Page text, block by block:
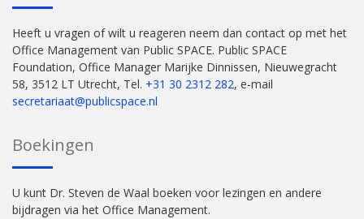
Heeft u vragen of wilt u reageren neem dan contact op met het
Office Management van Public SPACE. Public SPACE
Foundation, Office Manager Marijke Dinnissen, Nieuwegracht
58, 3512 LT Utrecht, Tel. +31 30 2312 282, e-mail
secretariaat@publicspace.nl
Boekingen
U kunt Dr. Steven de Waal boeken voor lezingen en andere
bijdragen via het Office Management.